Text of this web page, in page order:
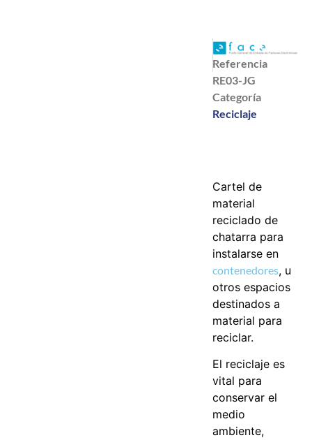
Referencia
RE03-JG
Categoría
Reciclaje
Cartel de
material
reciclado de
chatarra para
instalarse en
contenedores, u
otros espacios
destinados a
material para
reciclar.
El reciclaje es
vital para
conservar el
medio
ambiente,